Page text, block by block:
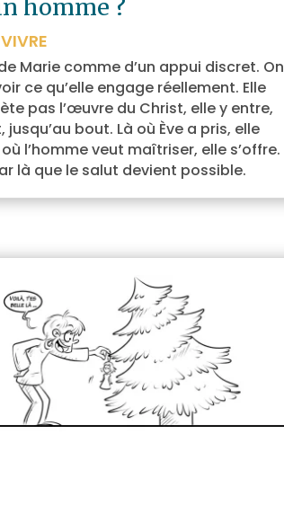
homme ?
VIVRE
Marie comme d’un appui discret. On
ce qu’elle engage réellement. Elle
pas l’œuvre du Christ, elle y entre,
jusqu’au bout. Là où Ève a pris, elle
l’homme veut maîtriser, elle s’offre.
là que le salut devient possible.